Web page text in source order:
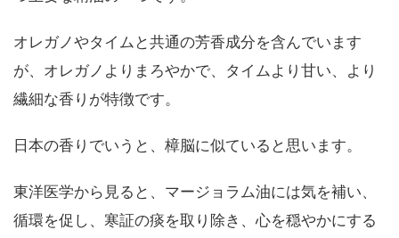
オレガノやタイムと共通の芳香成分を含んでいます
が、オレガノよりまろやかで、タイムより甘い、より
繊細な香りが特徴です。
日本の香りでいうと、樟脳に似ていると思います。
東洋医学から見ると、マージョラム油には気を補い、
循環を促し、寒証の痰を取り除き、心を穏やかにする